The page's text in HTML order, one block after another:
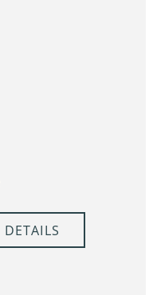
DETAILS